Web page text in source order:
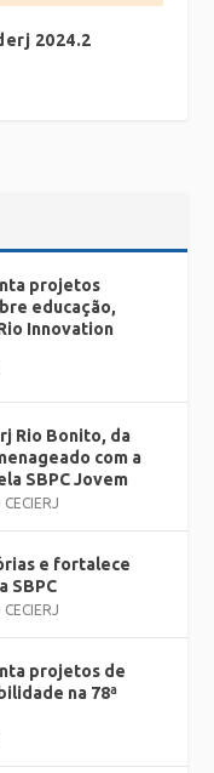
2024.2
projetos
educação,
Innovation
Rio Bonito, da
com a
SBPC Jovem
e fortalece
SBPC
projetos de
na 78ª